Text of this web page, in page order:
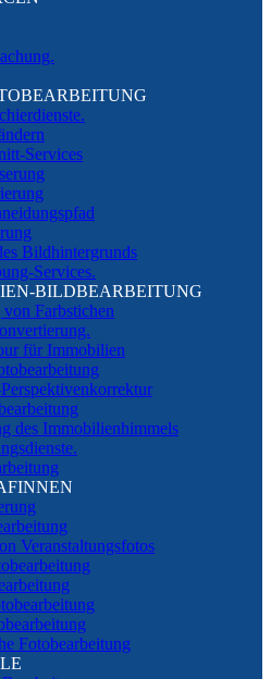
Services
Bildhintergrunds
Services.
BILDBEARBEITUNG
Farbstichen
für Immobilien
des Immobilienhimmels
Veranstaltungsfotos
Fotobearbeitung